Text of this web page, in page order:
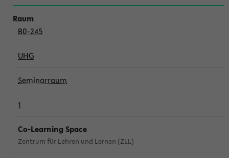
B0-245
UHG
Seminarraum
1
Co-Learning Space
Zentrum für Lehren und Lernen (ZLL)